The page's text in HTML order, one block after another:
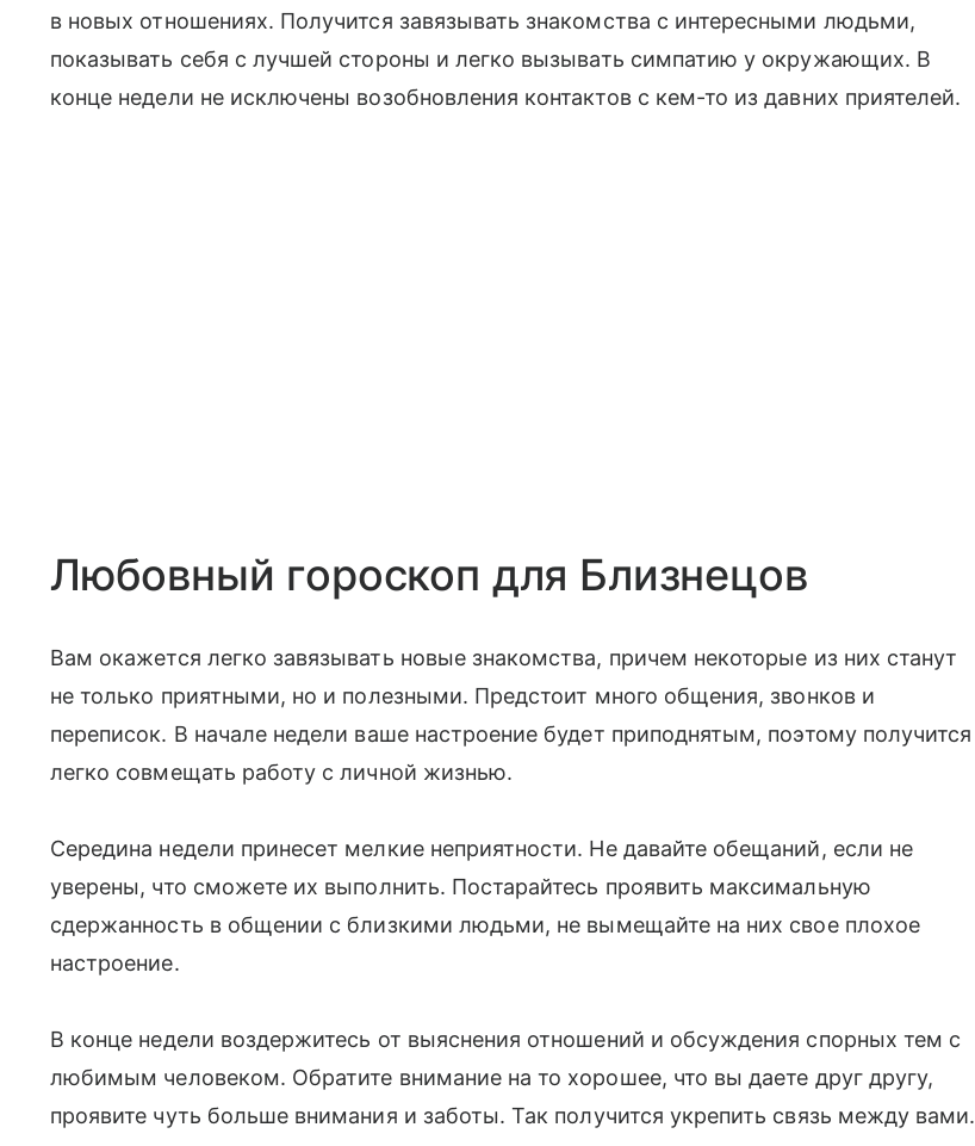
в новых отношениях. Получится завязывать знакомства с интересными людьми,
показывать себя с лучшей стороны и легко вызывать симпатию у окружающих. В
конце недели не исключены возобновления контактов с кем-то из давних приятелей.
Любовный гороскоп для Близнецов
Вам окажется легко завязывать новые знакомства, причем некоторые из них станут
не только приятными, но и полезными. Предстоит много общения, звонков и
переписок. В начале недели ваше настроение будет приподнятым, поэтому получится
легко совмещать работу с личной жизнью.
Середина недели принесет мелкие неприятности. Не давайте обещаний, если не
уверены, что сможете их выполнить. Постарайтесь проявить максимальную
сдержанность в общении с близкими людьми, не вымещайте на них свое плохое
настроение.
В конце недели воздержитесь от выяснения отношений и обсуждения спорных тем с
любимым человеком. Обратите внимание на то хорошее, что вы даете друг другу,
проявите чуть больше внимания и заботы. Так получится укрепить связь между вами.